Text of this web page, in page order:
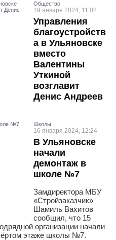
Общество
19 января 2024, 11:02
Управления
благоустройств
а в Ульяновске
вместо
Валентины
Уткиной
возглавит
Денис Андреев
Школы
16 января 2024, 12:24
В Ульяновске
начали
демонтаж в
школе №7
Замдиректора МБУ
«Стройзаказчик»
Шамиль Вахитов
сообщил, что 15
организации начали
этаже школы №7.